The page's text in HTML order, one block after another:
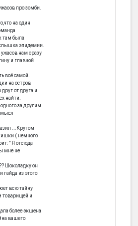
про зомби.
на один
там была
эпидемии.
нам сразу
и главной
всё самой.
на остров
друг от друга и
найти.
за другим
...Кругом
( немного
" Я отсюда
мне не
Шоколадку он
гайда из этого
всю тайну
товарищей и
более экшена
вашего